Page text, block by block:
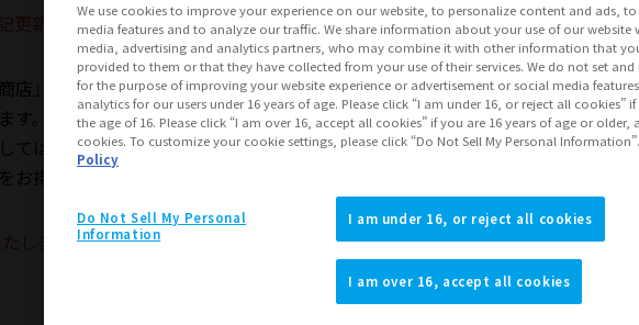
店」にて2024年4月19日(金)より予約受付開始予定として告知しておりました
。
ては、決定し次第「魂ウェブ商店」ならびに魂ネイションズ公式SNS等でお知
掛けしますことをお詫び申し上げます。
しました。
We use cookies to improve your experience on our website, to personalize content and ads,
media features and to analyze our traffic. We share information about your use of our website
media, advertising and analytics partners, who may combine it with other information that
provided to them or that they have collected from your use of their services. We do not set and
for the purpose of improving your website experience or advertisement or social media
analytics for our users under 16 years of age. Please click “I am under 16, or reject all cookies”
the age of 16. Please click “I am over 16, accept all cookies” if you are 16 years of age or older,
cookies. To customize your cookie settings, please click “Do Not Sell My Personal Information”.
Policy
I am under 16, or reject all cookies
I am over 16, accept all cookies
Do Not Sell My Personal
Information